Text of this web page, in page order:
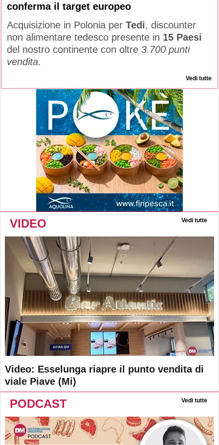
conferma il target europeo
Acquisizione in Polonia per Tedi, discounter
non alimentare tedesco presente in 15 Paesi
del nostro continente con oltre 3.700 punti
vendita.
Vedi tutte
VIDEO Vedi tutte
Video: Esselunga riapre il punto vendita di
viale Piave (Mi)
PODCAST Vedi tutte